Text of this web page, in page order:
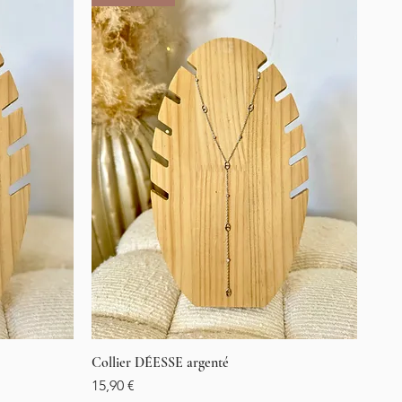
Vista rápida
Collier DÉESSE argenté
Precio
15,90 €